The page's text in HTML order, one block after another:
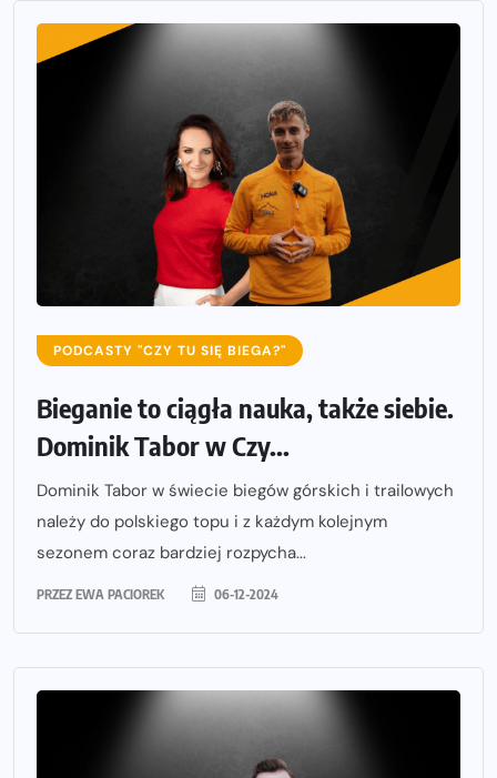
PODCASTY "CZY TU SIĘ BIEGA?"
Bieganie to ciągła nauka, także siebie.
Dominik Tabor w Czy...
Dominik Tabor w świecie biegów górskich i trailowych
należy do polskiego topu i z każdym kolejnym
sezonem coraz bardziej rozpycha...
PRZEZ EWA PACIOREK 06-12-2024